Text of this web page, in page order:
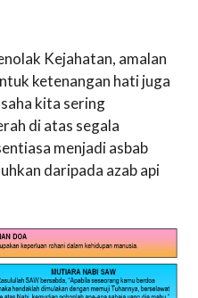
Kejahatan, amalan
ketenangan hati juga
kita sering
di atas segala
menjadi asbab
daripada azab api